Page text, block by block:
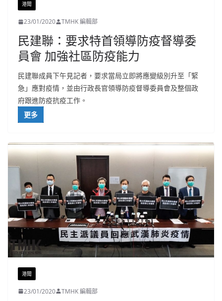
港聞
23/01/2020 TMHK 編輯部
民建聯：要求特首領導防疫督導委
員會 加強社區防疫能力
民建聯成員下午見記者，要求當局立即將應變級別升至「緊
急」應對疫情，並由行政長官領導防疫督導委員會及整個政
府跟進防疫抗疫工作。
更多
港聞
23/01/2020 TMHK 編輯部